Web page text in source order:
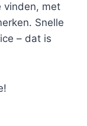
vinden, met
Snelle
– dat is